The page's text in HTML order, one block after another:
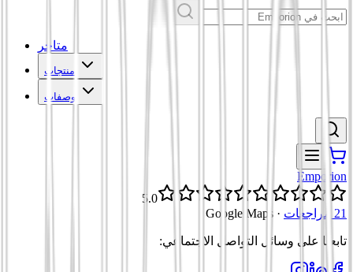
متاجر
منتجات
وصفات
Emporion
5.0
21 مراجعات
·
Google Maps
تابعنا على وسائل التواصل الاجتماعي: